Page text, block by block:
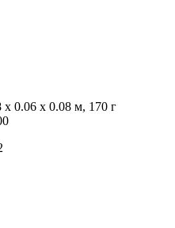
x 0.06 x 0.08 м, 170 г